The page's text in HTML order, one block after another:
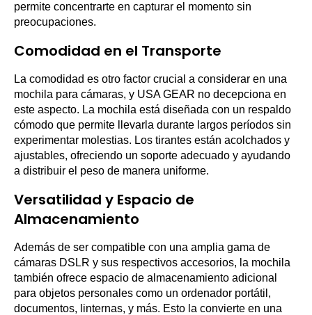
permite concentrarte en capturar el momento sin
preocupaciones.
Comodidad en el Transporte
La comodidad es otro factor crucial a considerar en una
mochila para cámaras, y USA GEAR no decepciona en
este aspecto. La mochila está diseñada con un respaldo
cómodo que permite llevarla durante largos períodos sin
experimentar molestias. Los tirantes están acolchados y
ajustables, ofreciendo un soporte adecuado y ayudando
a distribuir el peso de manera uniforme.
Versatilidad y Espacio de
Almacenamiento
Además de ser compatible con una amplia gama de
cámaras DSLR y sus respectivos accesorios, la mochila
también ofrece espacio de almacenamiento adicional
para objetos personales como un ordenador portátil,
documentos, linternas, y más. Esto la convierte en una